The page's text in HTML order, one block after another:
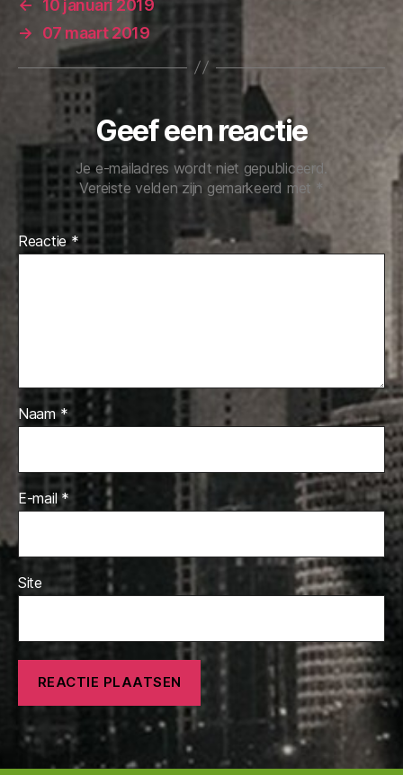
←
10 januari 2019
→
07 maart 2019
Geef een reactie
Je e-mailadres wordt niet gepubliceerd.
Vereiste velden zijn gemarkeerd met *
Reactie*
Naam*
E-mail*
Site